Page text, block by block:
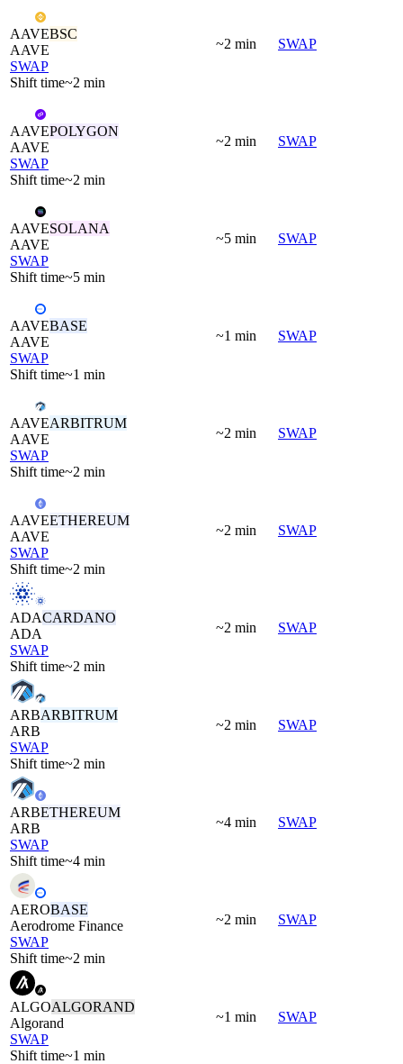
AAVEBSC
AAVE
SWAP
Shift time~2 min
~2 min SWAP
AAVEPOLYGON
AAVE
SWAP
Shift time~2 min
~2 min SWAP
AAVESOLANA
AAVE
SWAP
Shift time~5 min
~5 min SWAP
AAVEBASE
AAVE
SWAP
Shift time~1 min
~1 min SWAP
AAVEARBITRUM
AAVE
SWAP
Shift time~2 min
~2 min SWAP
AAVEETHEREUM
AAVE
SWAP
Shift time~2 min
~2 min SWAP
ADACARDANO
ADA
SWAP
Shift time~2 min
~2 min SWAP
ARBARBITRUM
ARB
SWAP
Shift time~2 min
~2 min SWAP
ARBETHEREUM
ARB
SWAP
Shift time~4 min
~4 min SWAP
AEROBASE
Aerodrome Finance
SWAP
Shift time~2 min
~2 min SWAP
ALGOALGORAND
Algorand
SWAP
Shift time~1 min
~1 min SWAP